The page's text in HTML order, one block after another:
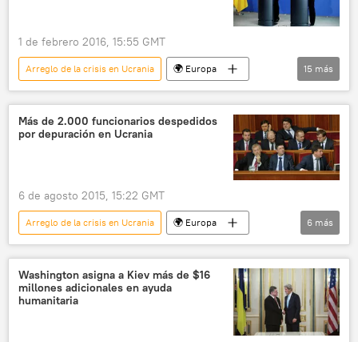
1 de febrero 2016, 15:55 GMT
Arreglo de la crisis en Ucrania
🌍 Europa
Internacional
política
Francia
Ucrania
Alemania
Vladímir Putin
Petró Poroshenko
François Hollande
📰 Conflicto en el este de Ucrania (2014-2022)
Grupo de Contacto Trilateral
Rusia
noticias
15 más
Más de 2.000 funcionarios despedidos
por depuración en Ucrania
6 de agosto 2015, 15:22 GMT
Arreglo de la crisis en Ucrania
🌍 Europa
Internacional
Ucrania
Pável Petrenko
Rada Suprema
depuración
noticias
6 más
Washington asigna a Kiev más de $16
millones adicionales en ayuda
humanitaria